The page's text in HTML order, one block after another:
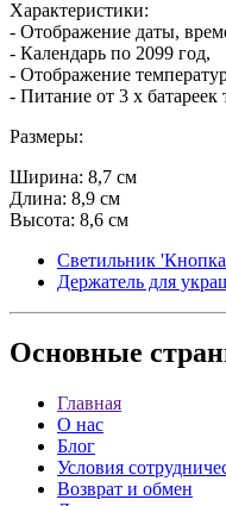
Характеристики:
- Отображение даты,
- Календарь по 2099 год,
- Отображение
- Питание от 3 х
Размеры:
Ширина: 8,7 см
Длина: 8,9 см
Высота: 8,6 см
Светильник
Держатель для
Основные
Главная
О нас
Блог
Условия
Возврат и обмен